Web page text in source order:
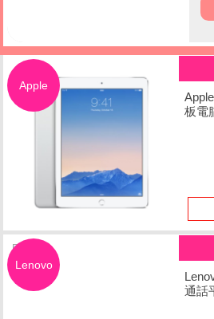
Apple
板電
Lenovo
通話